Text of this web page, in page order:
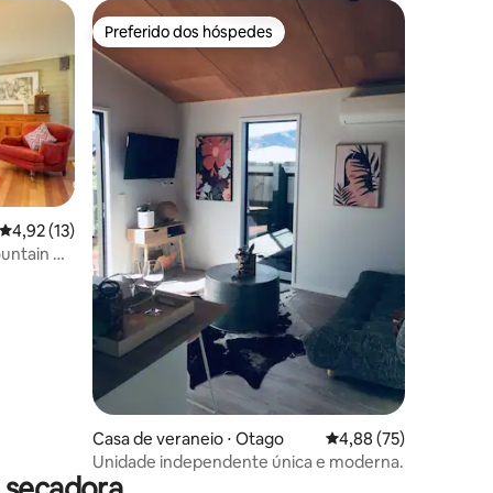
4,92 de uma avaliação média de 5, 13 avaliações
4,92 (13)
&
Preferido dos hóspedes
Preferido dos hóspedes
Casa de veraneio ⋅ Otago 4,88 de uma
4,88 (75)
Unidade independente única e moderna.